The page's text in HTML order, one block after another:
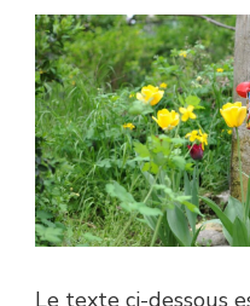
Le texte ci-dessous